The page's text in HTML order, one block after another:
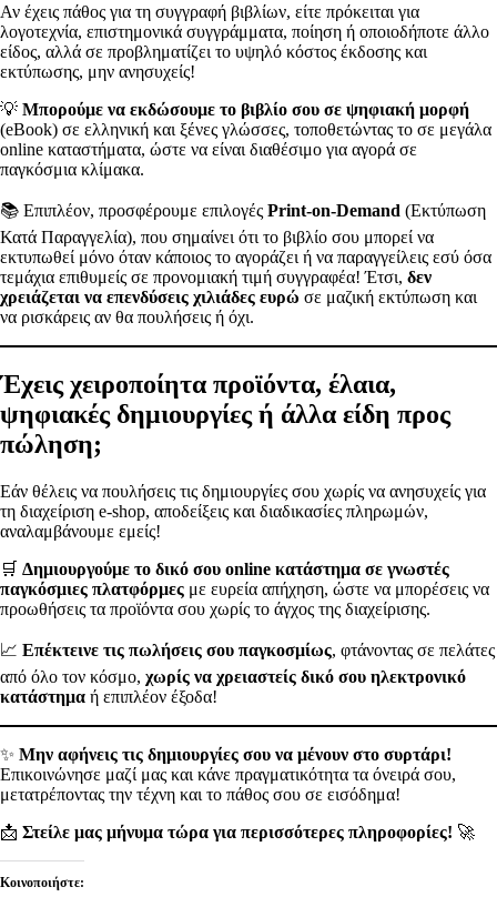
Αν έχεις πάθος για τη συγγραφή βιβλίων, είτε πρόκειται για
λογοτεχνία, επιστημονικά συγγράμματα, ποίηση ή οποιοδήποτε άλλο
είδος, αλλά σε προβληματίζει το υψηλό κόστος έκδοσης και
εκτύπωσης, μην ανησυχείς!
💡 Μπορούμε να εκδώσουμε το βιβλίο σου σε ψηφιακή μορφή
(eBook) σε ελληνική και ξένες γλώσσες, τοποθετώντας το σε μεγάλα
online καταστήματα, ώστε να είναι διαθέσιμο για αγορά σε
παγκόσμια κλίμακα.
📚 Επιπλέον, προσφέρουμε επιλογές Print-on-Demand (Εκτύπωση
Κατά Παραγγελία), που σημαίνει ότι το βιβλίο σου μπορεί να
εκτυπωθεί μόνο όταν κάποιος το αγοράζει ή να παραγγείλεις εσύ όσα
τεμάχια επιθυμείς σε προνομιακή τιμή συγγραφέα! Έτσι, δεν
χρειάζεται να επενδύσεις χιλιάδες ευρώ σε μαζική εκτύπωση και
να ρισκάρεις αν θα πουλήσεις ή όχι.
Έχεις χειροποίητα προϊόντα, έλαια,
ψηφιακές δημιουργίες ή άλλα είδη προς
πώληση;
Εάν θέλεις να πουλήσεις τις δημιουργίες σου χωρίς να ανησυχείς για
τη διαχείριση e-shop, αποδείξεις και διαδικασίες πληρωμών,
αναλαμβάνουμε εμείς!
🛒 Δημιουργούμε το δικό σου online κατάστημα σε γνωστές
παγκόσμιες πλατφόρμες με ευρεία απήχηση, ώστε να μπορέσεις να
προωθήσεις τα προϊόντα σου χωρίς το άγχος της διαχείρισης.
📈 Επέκτεινε τις πωλήσεις σου παγκοσμίως, φτάνοντας σε πελάτες
από όλο τον κόσμο, χωρίς να χρειαστείς δικό σου ηλεκτρονικό
κατάστημα ή επιπλέον έξοδα!
✨ Μην αφήνεις τις δημιουργίες σου να μένουν στο συρτάρι!
Επικοινώνησε μαζί μας και κάνε πραγματικότητα τα όνειρά σου,
μετατρέποντας την τέχνη και το πάθος σου σε εισόδημα!
📩 Στείλε μας μήνυμα τώρα για περισσότερες πληροφορίες! 🚀
Κοινοποιήστε: